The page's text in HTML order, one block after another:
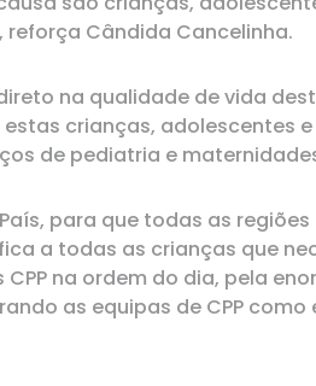
Cândida Cancelinha.
na qualidade de vida
crianças, adolescentes
de pediatria e
para que todas as
a todas as crianças que
na ordem do dia, pela
as equipas de CPP